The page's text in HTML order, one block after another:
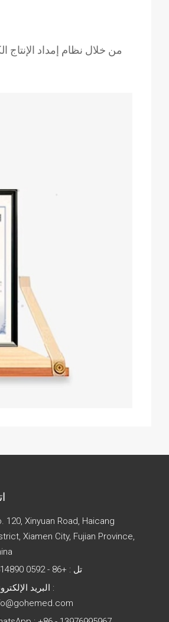
من خلال نظام إمداد الإنتاج
120, Xinyuan Road, Haicang
Xiamen City, Fujian Province,
تل : +86 - 0592 6514890
البريد